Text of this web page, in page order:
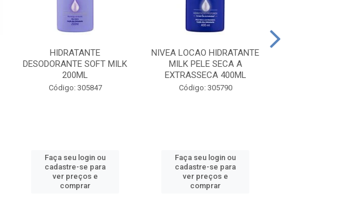
HIDRATANTE
DESODORANTE SOFT MILK
200ML
Código: 305847
Faça seu login ou
cadastre-se para
ver preços e
comprar
NIVEA LOCAO HIDRATANTE
MILK PELE SECA A
EXTRASSECA 400ML
Código: 305790
Faça seu login ou
cadastre-se para
ver preços e
comprar